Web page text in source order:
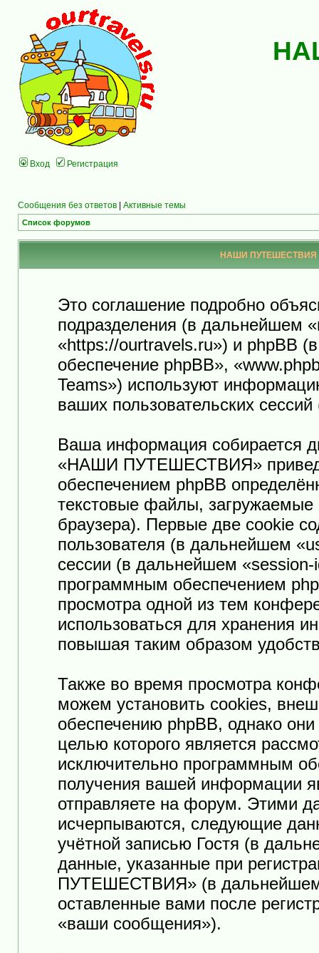
Вход Регистрация
Сообщения без ответов | Активные темы
Список форумов
НАШИ ПУТЕШЕСТВИЯ -
Это соглашение подробно
подразделения (в
«https://ourtravels.ru») и phpBB
обеспечение phpBB»,
Teams») используют
ваших пользовательских
Ваша информация собирается
«НАШИ ПУТЕШЕСТВИЯ»
обеспечением phpBB
текстовые файлы,
браузера). Первые две cookie
пользователя (в дальнейшем
сессии (в дальнейшем
программным обеспечением
просмотра одной из тем
использоваться для хранения
повышая таким образом
Также во время просмотра
можем установить cookies,
обеспечению phpBB, однако
целью которого является
исключительно программным
получения вашей информации
отправляете на форум. Этими
исчерпываются, следующие
учётной записью Гостя (в
данные, указанные при
ПУТЕШЕСТВИЯ» (в дальнейшем
оставленные вами после
«ваши сообщения»).